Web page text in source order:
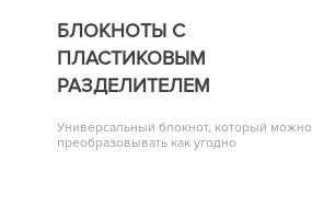
БЛОКНОТЫ С
ПЛАСТИКОВЫМ
РАЗДЕЛИТЕЛЕМ
Универсальный блокнот, который можно
преобразовывать как угодно